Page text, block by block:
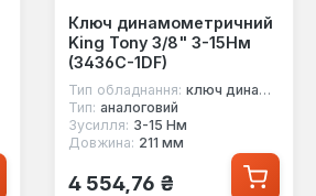
Ключ динамометричний
King Tony 3/8" 3-15Нм
(3436C-1DF)
Тип обладнання: ключ динамометричний під квадрат
Тип: аналоговий
Зусилля: 3-15 Нм
Довжина: 211 мм
Звичайна ціна:
4 554,76 ₴